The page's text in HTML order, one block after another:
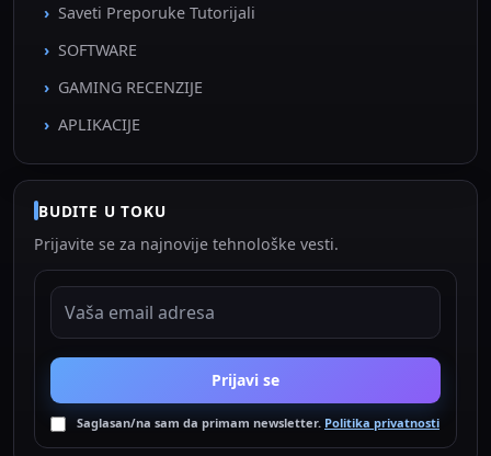
Saveti Preporuke Tutorijali
SOFTWARE
GAMING RECENZIJE
APLIKACIJE
BUDITE U TOKU
Prijavite se za najnovije tehnološke vesti.
EMAIL ADRESA
Prijavi se
Saglasan/na sam da primam newsletter. Politika privatnosti